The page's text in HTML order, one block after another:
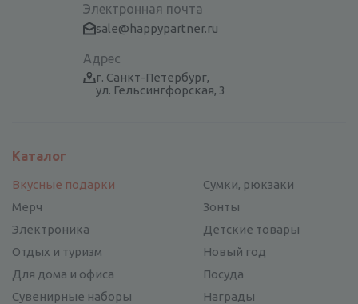
Электронная почта
sale@happypartner.ru
Адрес
г. Санкт-Петербург,
ул. Гельсингфорская, 3
Каталог
Вкусные подарки
Мерч
Электроника
Отдых и туризм
Для дома и офиса
Сувенирные наборы
Сумки, рюкзаки
Зонты
Детские товары
Новый год
Посуда
Награды